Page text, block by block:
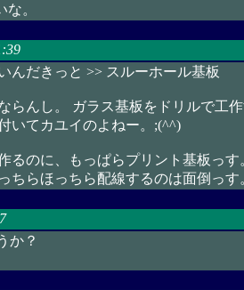
。
んだきっと >> スルーホール基板
らんし。 ガラス基板をドリルで工
いてカユイのよねー。;(^^)
るのに、もっぱらプリント基板っす
ちらほっちら配線するのは面倒っす
か？